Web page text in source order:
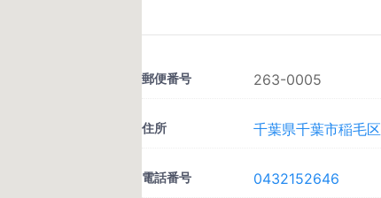
郵便番号 263-0005
住所 千葉県千葉市稲毛
電話番号 0432152646